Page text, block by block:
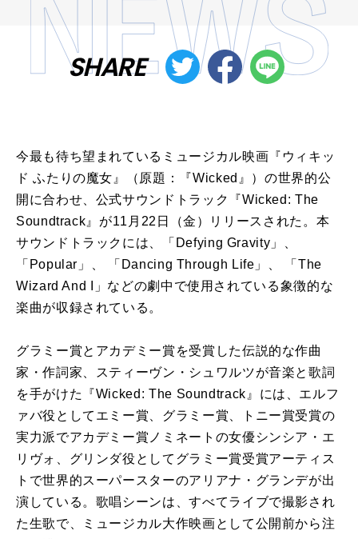
SHARE
今最も待ち望まれているミュージカル映画『ウィキッ
ド ふたりの魔女』（原題：『Wicked』）の世界的公
開に合わせ、公式サウンドトラック『Wicked: The
Soundtrack』が11月22日（金）リリースされた。本
サウンドトラックには、「Defying Gravity」、
「Popular」、 「Dancing Through Life」、 「The
Wizard And I」などの劇中で使用されている象徴的な
楽曲が収録されている。
グラミー賞とアカデミー賞を受賞した伝説的な作曲
家・作詞家、スティーヴン・シュワルツが音楽と歌詞
を手がけた『Wicked: The Soundtrack』には、エルフ
ァバ役としてエミー賞、グラミー賞、トニー賞受賞の
実力派でアカデミー賞ノミネートの女優シンシア・エ
リヴォ、グリンダ役としてグラミー賞受賞アーティス
トで世界的スーパースターのアリアナ・グランデが出
演している。歌唱シーンは、すべてライブで撮影され
た生歌で、ミュージカル大作映画として公開前から注